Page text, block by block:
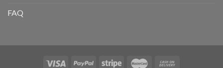
FAQ